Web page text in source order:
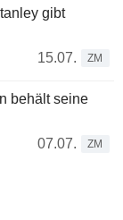
gibt
15.07.
ZM
behält seine
07.07.
ZM